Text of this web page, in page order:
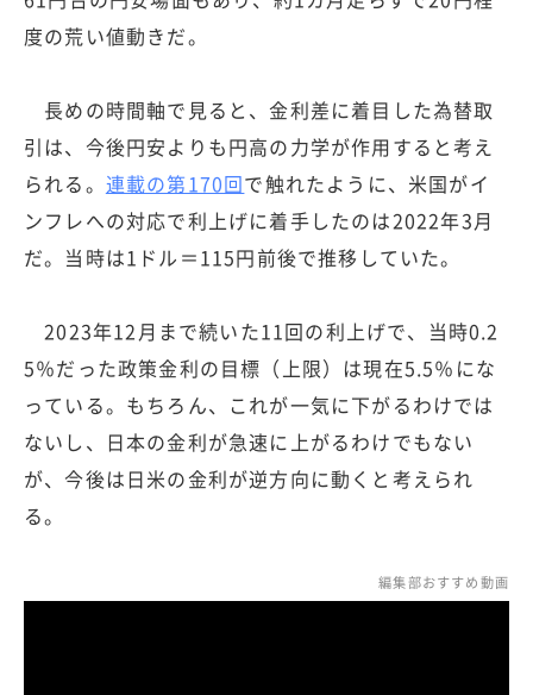
度の荒い値動きだ。
長めの時間軸で見ると、金利差に着目した為替取
引は、今後円安よりも円高の力学が作用すると考え
られる。 連載の第170回で触れたように、米国がイ
ンフレへの対応で利上げに着手したのは2022年3月
だ。当時は1ドル＝115円前後で推移していた。
2023年12月まで続いた11回の利上げで、当時0.2
5％だった政策金利の目標（上限）は現在5.5％にな
っている。もちろん、これが一気に下がるわけでは
ないし、日本の金利が急速に上がるわけでもない
が、今後は日米の金利が逆方向に動くと考えられ
る。
編集部おすすめ動画